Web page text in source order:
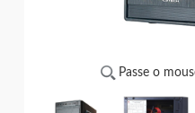
Passe o